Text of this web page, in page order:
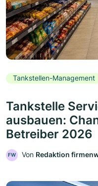
Tankstellen-Management
Tankstelle
ausbauen:
Betreiber 2026
FW Von Redaktion